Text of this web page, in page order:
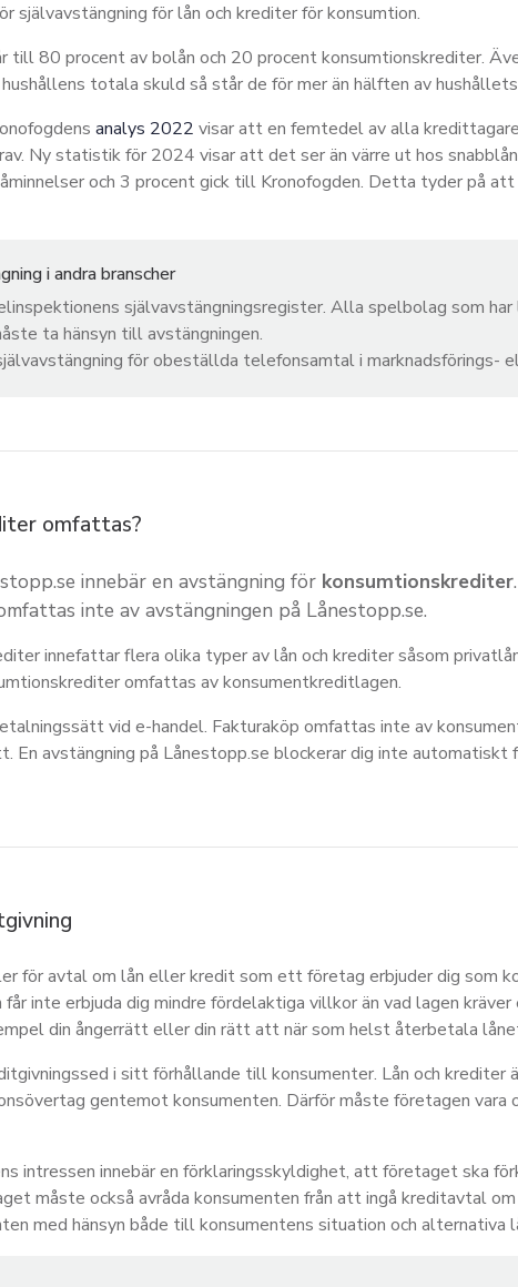
självavstängning för lån och krediter för konsumtion.
till 80 procent av bolån och 20 procent konsumtionskrediter.
totala skuld så står de för mer än hälften av
analys 2022 visar att en femtedel av alla
Ny statistik för 2024 visar att det ser än värre ut hos
och 3 procent gick till Kronofogden. Detta tyder på att
i andra branscher
självavstängningsregister. Alla spelbolag som
ta hänsyn till avstängningen.
för obeställda telefonsamtal i marknadsförings-
omfattas?
innebär en avstängning för konsumtionskrediter
inte av avstängningen på Lånestopp.se.
innefattar flera olika typer av lån och krediter såsom
omfattas av konsumentkreditlagen.
vid e-handel. Fakturaköp omfattas inte av
En avstängning på Lånestopp.se blockerar dig inte automatiskt
för avtal om lån eller kredit som ett företag erbjuder dig som
inte erbjuda dig mindre fördelaktiga villkor än vad lagen
din ångerrätt eller din rätt att när som helst återbetala
i sitt förhållande till konsumenter. Lån och krediter
gentemot konsumenten. Därför måste företagen vara
intressen innebär en förklaringsskyldighet, att företaget ska
måste också avråda konsumenten från att ingå kreditavtal
med hänsyn både till konsumentens situation och alternativa